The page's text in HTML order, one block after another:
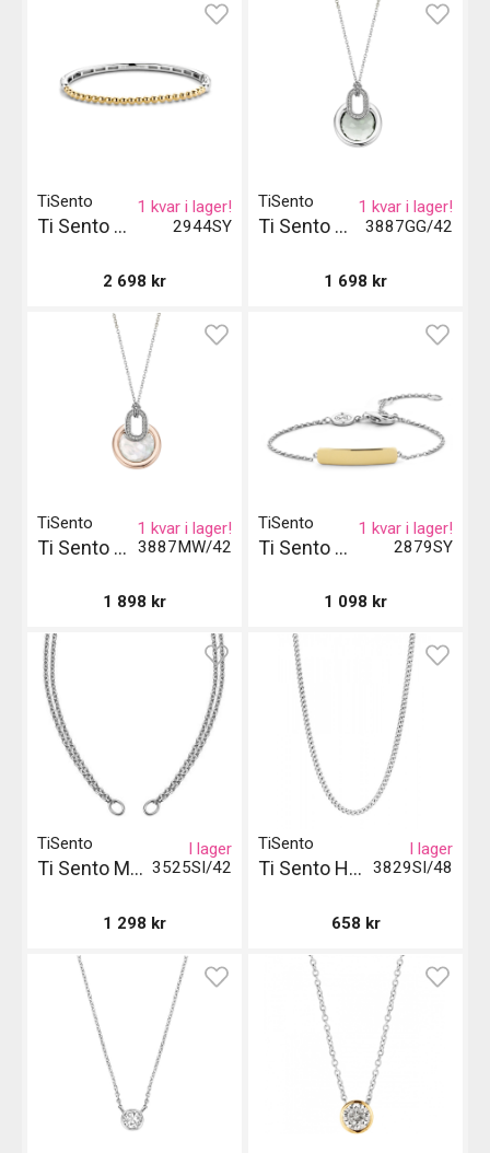
2944SY
TiSento
Ti Sento Milano Armband
1 kvar i lager!
2 698 kr
3887GG/42
TiSento
Ti Sento Milano Halsband
1 kvar i lager!
1 698 kr
3887MW/42
TiSento
Ti Sento Milano Halsband
1 kvar i lager!
1 898 kr
2879SY
TiSento
Ti Sento Milano Armband - Silver och Guld
1 kvar i lager!
1 098 kr
3525SI/42
TiSento
Ti Sento Milano Halsband
I lager
1 298 kr
3829SI/48
TiSento
Ti Sento Halsband
I lager
658 kr